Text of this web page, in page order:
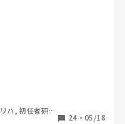
で
ハ, 初任者研
24 ・ 05/18